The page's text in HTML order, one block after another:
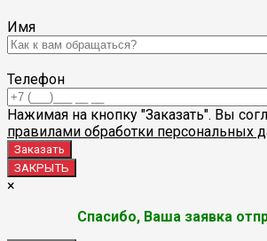
Имя
Телефон
Нажимая на кнопку "Заказать". Вы
правилами обработки персональных
ЗАКРЫТЬ
×
Спасибо, Ваша заявка